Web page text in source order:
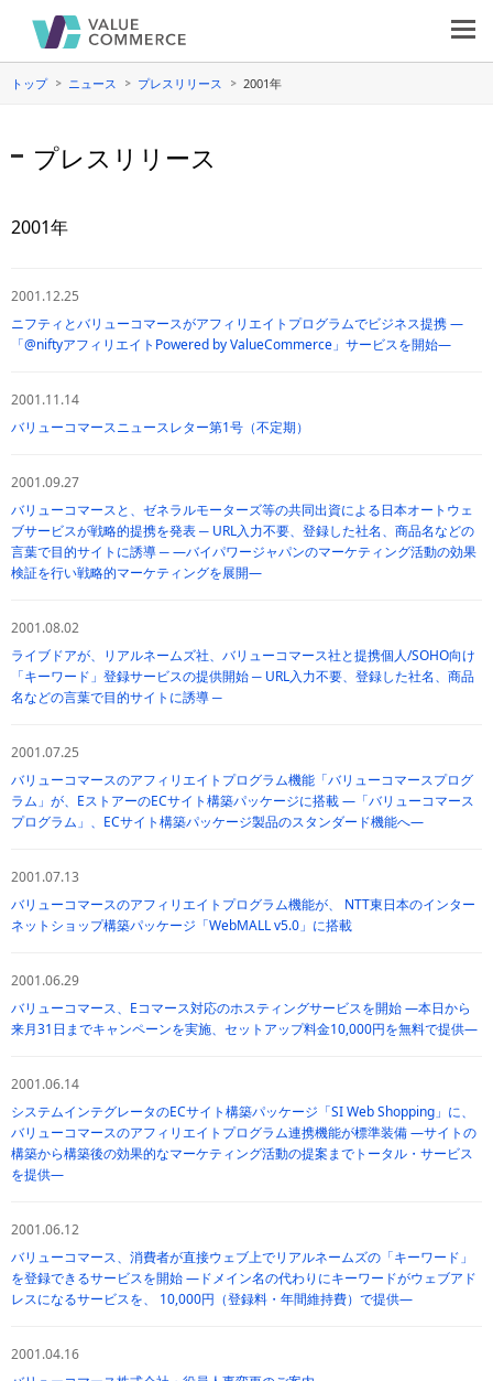
トップ ニュース プレスリリース 2001年
プレスリリース
2001年
2001.12.25
ニフティとバリューコマースがアフィリエイトプログラムでビジネス提携 —
「@niftyアフィリエイトPowered by ValueCommerce」サービスを開始—
2001.11.14
バリューコマースニュースレター第1号（不定期）
2001.09.27
バリューコマースと、ゼネラルモーターズ等の共同出資による日本オートウェ
ブサービスが戦略的提携を発表 ─ URL入力不要、登録した社名、商品名などの
言葉で目的サイトに誘導 ─ —バイパワージャパンのマーケティング活動の効果
検証を行い戦略的マーケティングを展開—
2001.08.02
ライブドアが、リアルネームズ社、バリューコマース社と提携個人/SOHO向け
「キーワード」登録サービスの提供開始 ─ URL入力不要、登録した社名、商品
名などの言葉で目的サイトに誘導 ─
2001.07.25
バリューコマースのアフィリエイトプログラム機能「バリューコマースプログ
ラム」が、EストアーのECサイト構築パッケージに搭載 —「バリューコマース
プログラム」、ECサイト構築パッケージ製品のスタンダード機能へ—
2001.07.13
バリューコマースのアフィリエイトプログラム機能が、 NTT東日本のインター
ネットショップ構築パッケージ「WebMALL v5.0」に搭載
2001.06.29
バリューコマース、Eコマース対応のホスティングサービスを開始 —本日から
来月31日までキャンペーンを実施、セットアップ料金10,000円を無料で提供—
2001.06.14
システムインテグレータのECサイト構築パッケージ「SI Web Shopping」に、
バリューコマースのアフィリエイトプログラム連携機能が標準装備 —サイトの
構築から構築後の効果的なマーケティング活動の提案までトータル・サービス
を提供—
2001.06.12
バリューコマース、消費者が直接ウェブ上でリアルネームズの「キーワード」
を登録できるサービスを開始 —ドメイン名の代わりにキーワードがウェブアド
レスになるサービスを、 10,000円（登録料・年間維持費）で提供—
2001.04.16